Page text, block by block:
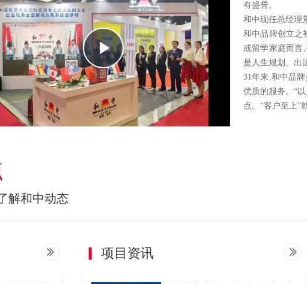
有盛誉。
和中现任总经理
和中品牌创立之
或留学家庭而言
是人生规划、出
31年来,和中品
优质的服务。“
点。“客户至上”
Play
Video
解和中动态
ꅀ ▎ 项目资讯 ꅀ